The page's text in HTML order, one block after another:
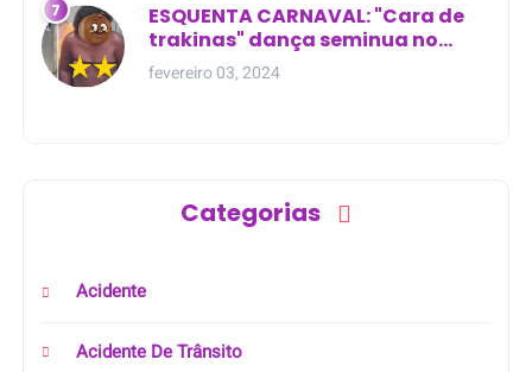
ESQUENTA CARNAVAL: "Cara de
trakinas" dança seminua no
meio da rua na Bahia
fevereiro 03, 2024
Categorias
Acidente
Acidente De Trânsito